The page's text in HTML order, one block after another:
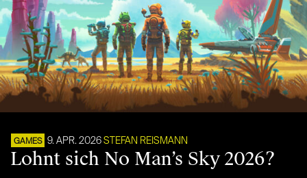
GAMES 9. APR. 2026 STEFAN REISMANN
Lohnt sich No Man’s Sky 2026?